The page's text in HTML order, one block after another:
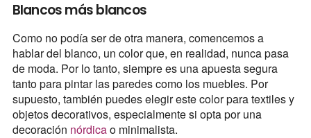
Blancos más blancos
Como no podía ser de otra manera, comencemos a
hablar del blanco, un color que, en realidad, nunca pasa
de moda. Por lo tanto, siempre es una apuesta segura
tanto para pintar las paredes como los muebles. Por
supuesto, también puedes elegir este color para textiles y
objetos decorativos, especialmente si opta por una
decoración nórdicao minimalista.